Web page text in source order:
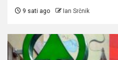
9 sati ago Ian Srčnik